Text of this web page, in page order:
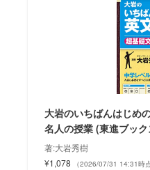
大岩のいちばんはじめ
名人の授業 (東進ブック
著:大岩秀樹
¥1,078
（2026/07/31 14:31時